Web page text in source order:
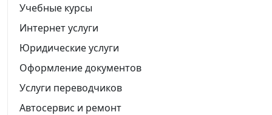
Учебные курсы
Интернет услуги
Юридические услуги
Оформление документов
Услуги переводчиков
Автосервис и ремонт